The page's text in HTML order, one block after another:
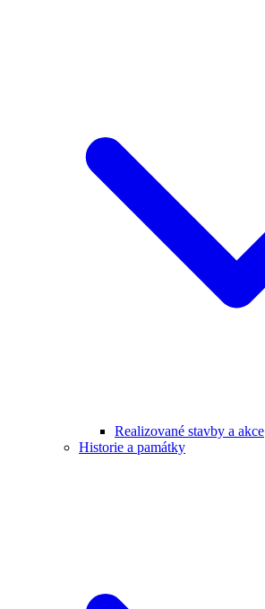
Realizované stavby a akce
Historie a památky